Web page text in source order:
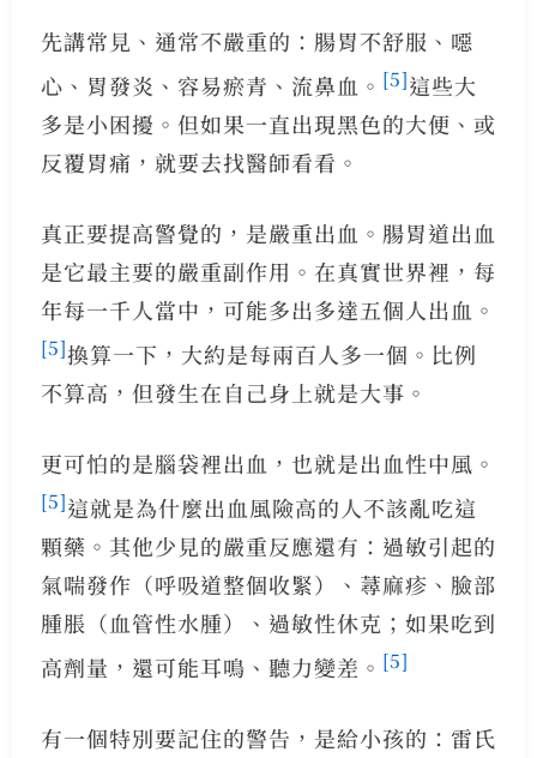
先講常見、通常不嚴重的：腸胃不舒服、噁
心、胃發炎、容易瘀青、流鼻血。 [5]這些大
多是小困擾。但如果一直出現黑色的大便、或
反覆胃痛，就要去找醫師看看。
真正要提高警覺的，是嚴重出血。腸胃道出血
是它最主要的嚴重副作用。在真實世界裡，每
年每一千人當中，可能多出多達五個人出血。
[5]換算一下，大約是每兩百人多一個。比例
不算高，但發生在自己身上就是大事。
更可怕的是腦袋裡出血，也就是出血性中風。
[5]這就是為什麼出血風險高的人不該亂吃這
顆藥。其他少見的嚴重反應還有：過敏引起的
氣喘發作（呼吸道整個收緊）、蕁麻疹、臉部
腫脹（血管性水腫）、過敏性休克；如果吃到
高劑量，還可能耳鳴、聽力變差。 [5]
有一個特別要記住的警告，是給小孩的：雷氏